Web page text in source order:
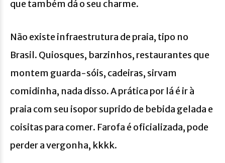
que também dá o seu charme.
Não existe infraestrutura de praia, tipo no
Brasil. Quiosques, barzinhos, restaurantes que
montem guarda-sóis, cadeiras, sirvam
comidinha, nada disso. A prática por lá é ir à
praia com seu isopor suprido de bebida gelada e
coisitas para comer. Farofa é oficializada, pode
perder a vergonha, kkkk.